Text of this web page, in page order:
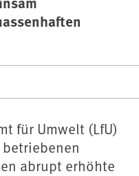
für Umwelt (LfU)
abrupt erhöhte